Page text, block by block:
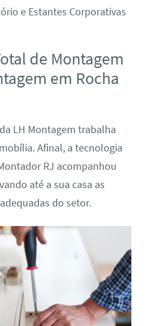
e Estantes Corporativas
de Montagem
em Rocha
LH Montagem trabalha
Afinal, a tecnologia
RJ acompanhou
até a sua casa as
do setor.